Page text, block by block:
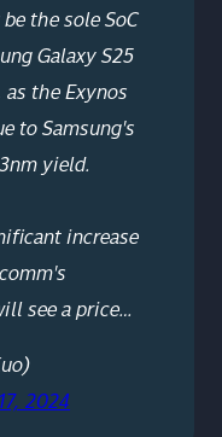
the sole SoC
Galaxy S25
the Exynos
to Samsung's
yield.
increase
see a price…
2024